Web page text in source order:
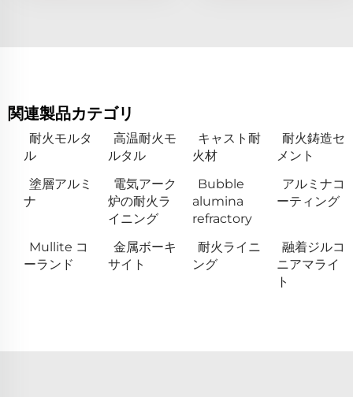
関連製品カテゴリ
耐火モルタ
ル
高温耐火モ
ルタル
キャスト耐
火材
耐火鋳造セ
メント
塗層アルミ
ナ
電気アーク
炉の耐火ラ
イニング
Bubble
alumina
refractory
アルミナコ
ーティング
Mullite コ
ーランド
金属ボーキ
サイト
耐火ライニ
ング
融着ジルコ
ニアマライ
ト